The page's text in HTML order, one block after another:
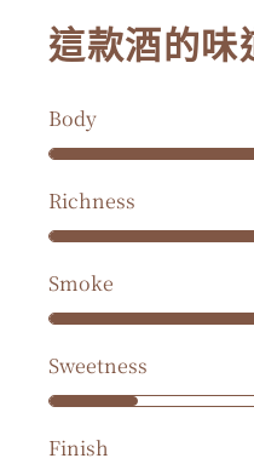
這款酒的味
Body
Richness
Smoke
Sweetness
Finish